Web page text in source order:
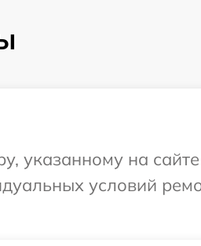
указанному на
условий